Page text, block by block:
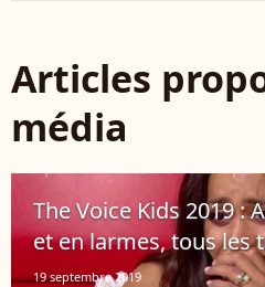
Articles
média
The Voice Kids 2019 :
et en larmes, tous les
19 septembre 2019